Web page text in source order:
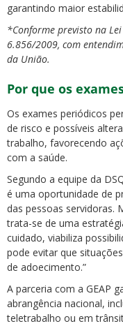
garantindo maior
*Conforme previsto na
6.856/2009, com
da União.
Por que os
Os exames periódicos
de risco e possíveis
trabalho, favorecendo
com a saúde.
Segundo a equipe da
é uma oportunidade de
das pessoas servidoras.
trata-se de uma
cuidado, viabiliza
pode evitar que
de adoecimento.”
A parceria com a GEAP
abrangência nacional,
teletrabalho ou em